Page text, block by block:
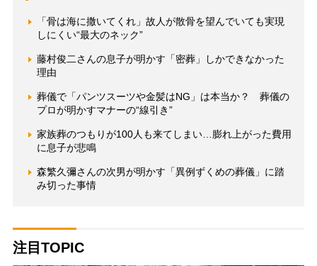
「骨は海に撒いてくれ」故人が散骨を望んでいても実現
しにくい“最大のネック”
藤村俊二さんの息子が明かす「密葬」しかできなかった
理由
葬儀で「パンツスーツや金髪はNG」は本当か？ 葬儀の
プロが明かすマナーの“線引き”
家族葬のつもりが100人も来てしまい…膨れ上がった費用
に息子が悲鳴
森繁久彌さんの次男が明かす「異例ずくめの葬儀」に踏
み切った事情
注目TOPIC